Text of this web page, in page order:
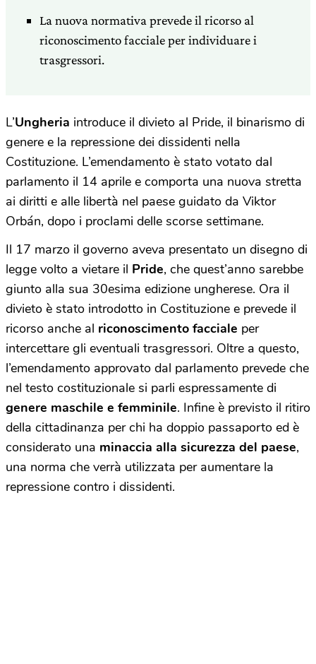
La nuova normativa prevede il ricorso al
riconoscimento facciale per individuare i
trasgressori.
L’Ungheria introduce il divieto al Pride, il binarismo di
genere e la repressione dei dissidenti nella
Costituzione. L’emendamento è stato votato dal
parlamento il 14 aprile e comporta una nuova stretta
ai diritti e alle libertà nel paese guidato da Viktor
Orbán, dopo i proclami delle scorse settimane.
Il 17 marzo il governo aveva presentato un disegno di
legge volto a vietare il Pride, che quest’anno sarebbe
giunto alla sua 30esima edizione ungherese. Ora il
divieto è stato introdotto in Costituzione e prevede il
ricorso anche al riconoscimento facciale per
intercettare gli eventuali trasgressori. Oltre a questo,
l’emendamento approvato dal parlamento prevede che
nel testo costituzionale si parli espressamente di
genere maschile e femminile. Infine è previsto il ritiro
della cittadinanza per chi ha doppio passaporto ed è
considerato una minaccia alla sicurezza del paese,
una norma che verrà utilizzata per aumentare la
repressione contro i dissidenti.